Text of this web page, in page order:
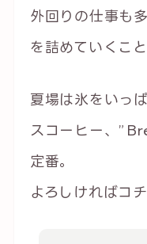
外回りの仕事も
を詰めていくこと
夏場は氷をいっ
スコーヒー、
定番。
よろしければコ